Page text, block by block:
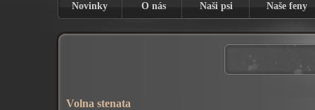
Novinky O nás Naši psi Naše feny
Volna stenata